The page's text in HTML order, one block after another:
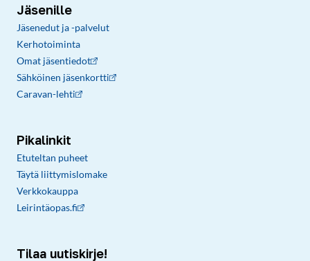
Jäsenille
Jäsenedut ja -palvelut
Kerhotoiminta
Omat jäsentiedot
Sähköinen jäsenkortti
Caravan-lehti
Pikalinkit
Etuteltan puheet
Täytä liittymislomake
Verkkokauppa
Leirintäopas.fi
Tilaa uutiskirje!